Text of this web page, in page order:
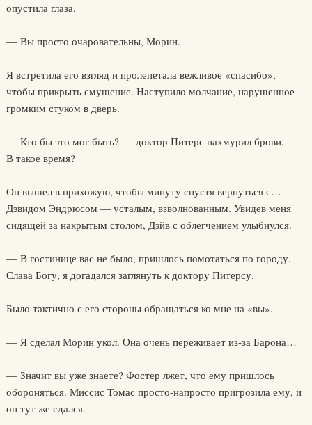
опустила глаза.
— Вы просто очаровательны, Морин.
Я встретила его взгляд и пролепетала вежливое «спасибо»,
чтобы прикрыть смущение. Наступило молчание, нарушенное
громким стуком в дверь.
— Кто бы это мог быть? — доктор Питерс нахмурил брови. —
В такое время?
Он вышел в прихожую, чтобы минуту спустя вернуться с…
Дэвидом Эндрюсом — усталым, взволнованным. Увидев меня
сидящей за накрытым столом, Дэйв с облегчением улыбнулся.
— В гостинице вас не было, пришлось помотаться по городу.
Слава Богу, я догадался заглянуть к доктору Питерсу.
Было тактично с его стороны обращаться ко мне на «вы».
— Я сделал Морин укол. Она очень переживает из-за Барона…
— Значит вы уже знаете? Фостер лжет, что ему пришлось
обороняться. Миссис Томас просто-напросто пригрозила ему, и
он тут же сдался.